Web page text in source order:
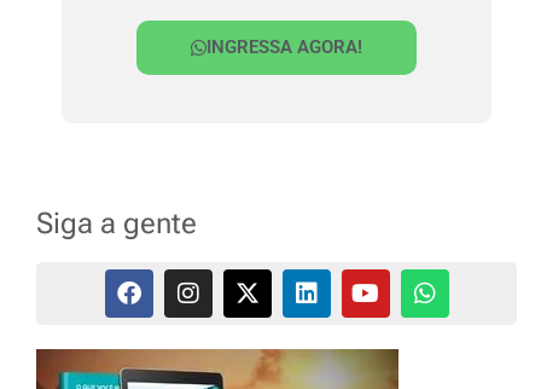
INGRESSA AGORA!
Siga a gente